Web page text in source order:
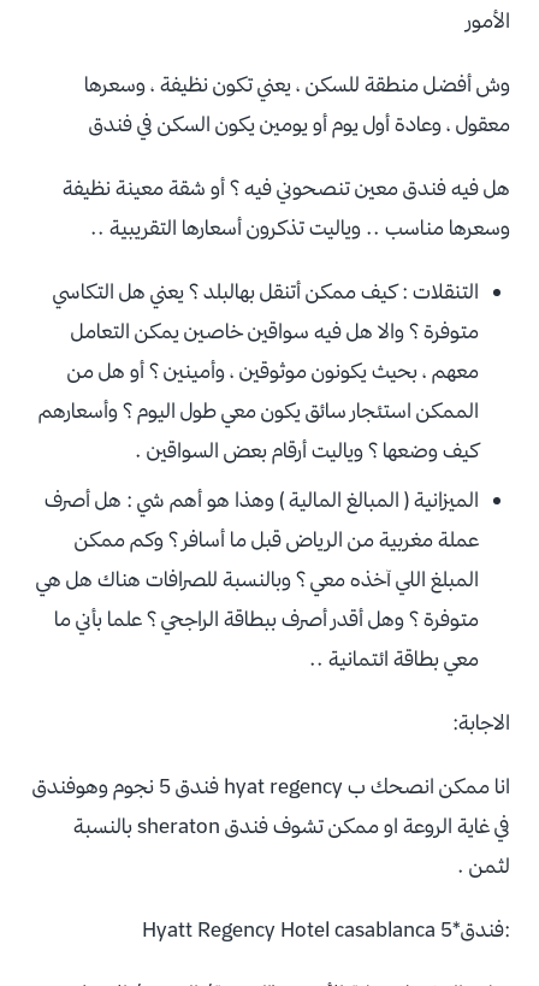
الأمور
وش أفضل منطقة للسكن ، يعني تكون نظيفة ، وسعرها
معقول ، وعادة أول يوم أو يومين يكون السكن في فندق
هل فيه فندق معين تنصحوني فيه ؟ أو شقة معينة نظيفة
وسعرها مناسب .. وياليت تذكرون أسعارها التقريبية ..
التنقلات : كيف ممكن أتنقل بهالبلد ؟ يعني هل التكاسي
متوفرة ؟ والا هل فيه سواقين خاصين يمكن التعامل
معهم ، بحيث يكونون موثوقين ، وأمينين ؟ أو هل من
الممكن استئجار سائق يكون معي طول اليوم ؟ وأسعارهم
كيف وضعها ؟ وياليت أرقام بعض السواقين .
الميزانية ( المبالغ المالية ) وهذا هو أهم شي : هل أصرف
عملة مغربية من الرياض قبل ما أسافر ؟ وكم ممكن
المبلغ اللي آخذه معي ؟ وبالنسبة للصرافات هناك هل هي
متوفرة ؟ وهل أقدر أصرف ببطاقة الراجحي ؟ علما بأني ما
معي بطاقة ائتمانية ..
الاجابة:
انا ممكن انصحك ب hyat regency فندق 5 نجوم وهوفندق
في غاية الروعة او ممكن تشوف فندق sheraton بالنسبة
لثمن .
:فندق*Hyatt Regency Hotel casablanca 5